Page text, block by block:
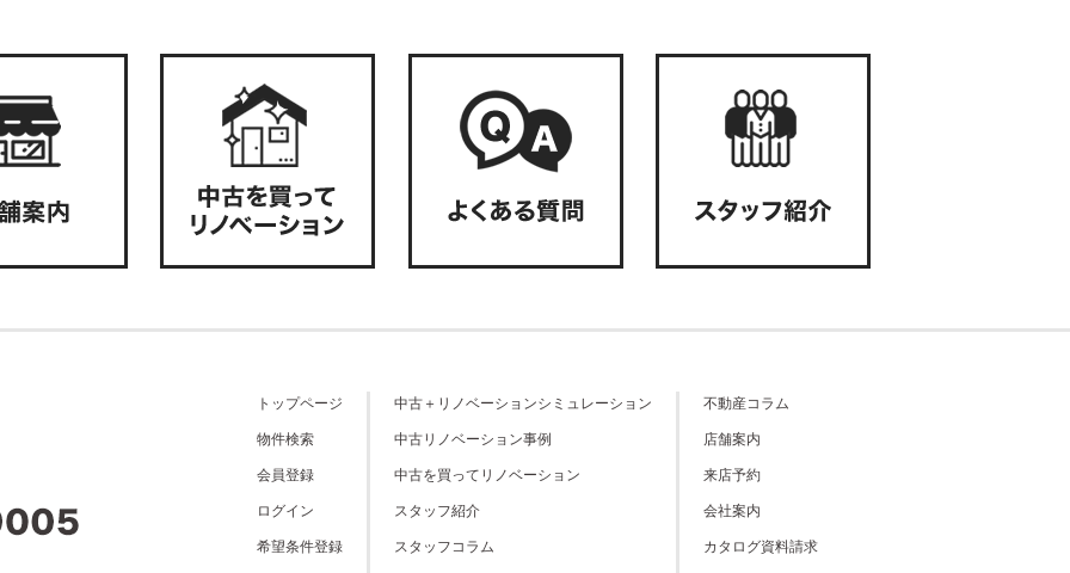
トップページ
物件検索
会員登録
ログイン
希望条件登録
中古＋リノベーションシミュレーション
中古リノベーション事例
中古を買ってリノベーション
スタッフ紹介
スタッフコラム
不動産コラム
店舗案内
来店予約
会社案内
カタログ資料請求